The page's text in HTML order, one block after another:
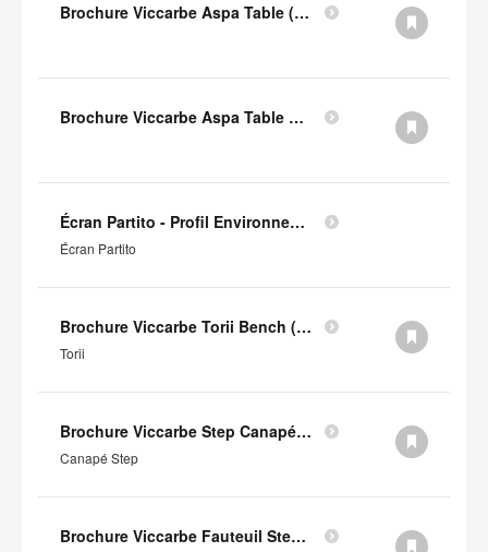
Brochure Viccarbe Aspa Table (en anglais)
Brochure Viccarbe Aspa Table Basse (en anglais)
Écran Partito - Profil Environnemental Produit
Écran Partito
Brochure Viccarbe Torii Bench (en anglais)
Torii
Brochure Viccarbe Step Canapé (en anglais)
Canapé Step
Brochure Viccarbe Fauteuil Step (en anglais)